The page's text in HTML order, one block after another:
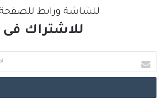
للشاشة ورابط للصفحة
للاشتراك فى
د
خ